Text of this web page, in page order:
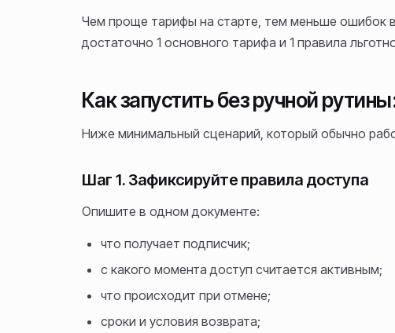
Чем проще тарифы на старте, тем меньше ошибок
достаточно 1 основного тарифа и 1 правила
Как запустить без ручной
Ниже минимальный сценарий, который обычно
Шаг 1. Зафиксируйте правила доступа
Опишите в одном документе:
что получает подписчик;
с какого момента доступ считается активным;
что происходит при отмене;
сроки и условия возврата;